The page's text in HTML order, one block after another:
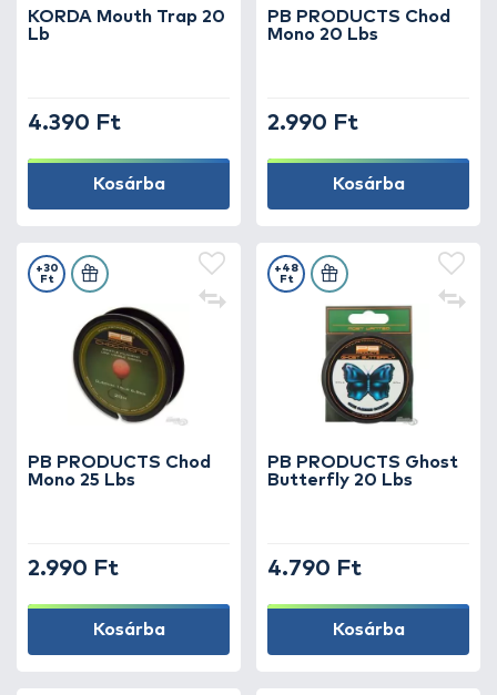
KORDA Mouth Trap 20
Lb
4.390 Ft
Kosárba
PB PRODUCTS Chod
Mono 20 Lbs
2.990 Ft
Kosárba
PB PRODUCTS Chod
Mono 25 Lbs
+30
Ft
2.990 Ft
Kosárba
PB PRODUCTS Ghost
Butterfly 20 Lbs
+48
Ft
4.790 Ft
Kosárba